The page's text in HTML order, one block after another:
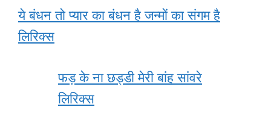
ये बंधन तो प्यार का बंधन है जन्मों का संगम है
लिरिक्स
फड़ के ना छड्डी मेरी बांह सांवरे
लिरिक्स